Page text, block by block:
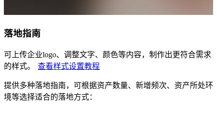
落地指南
可上传企业logo、调整文字、颜色等内容，制作出更符合需求
的样式。
查看样式设置教程
提供多种落地指南，可根据资产数量、新增频次、资产所处环
境等选择适合的落地方式：